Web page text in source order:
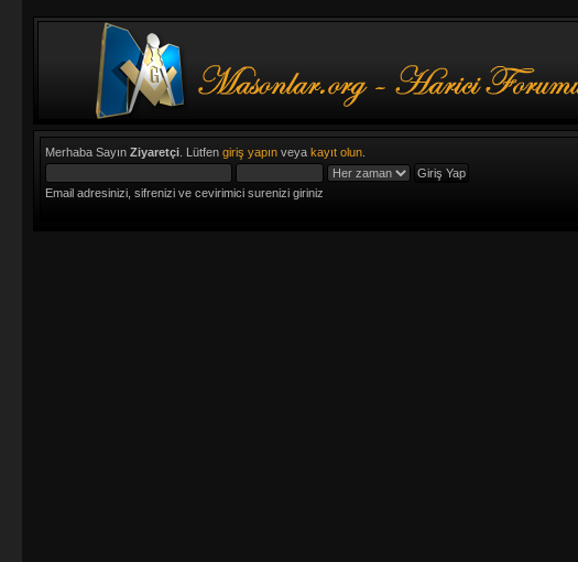
Merhaba SayınZiyaretçi . Lütfengiriş yapın veyakayıt olun
Email adresinizi, sifrenizi ve cevirimici surenizi giriniz